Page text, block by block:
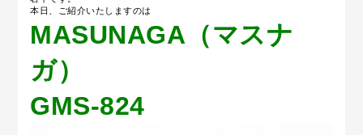
本日、ご紹介いたしますのは
MASUNAGA（マスナ
ガ）
GMS-824